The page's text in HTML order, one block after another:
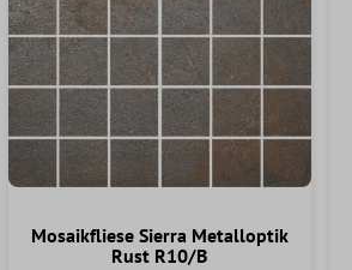
Mosaikfliese Sierra Metalloptik
Rust R10/B